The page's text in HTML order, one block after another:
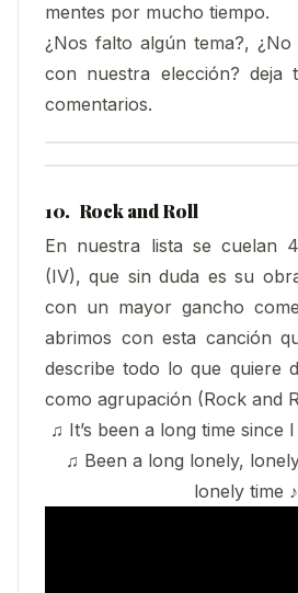
mentes por mucho tiempo.
¿Nos falto algún tema?, ¿No
con nuestra elección? deja
comentarios.
10. Rock and Roll
En nuestra lista se cuelan
(IV), que sin duda es su
con un mayor gancho
abrimos con esta canción
describe todo lo que quiere
como agrupación (Rock and
♫ It’s been a long time since
♫ Been a long lonely,
lonely time ♪